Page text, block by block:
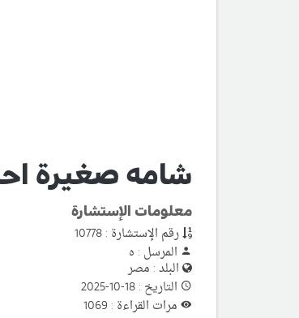
شامه صغيرة
معلومات الإستشارة
رقم الإستشارة : 10778
المرسل : ه
البلد : مصر
التاريخ : 18-10-2025
مرات القراءة : 1069